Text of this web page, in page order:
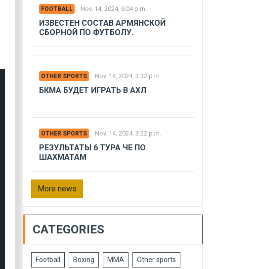
FOOTBALL Nov. 14, 2024, 6:04 p.m.
ИЗВЕСТЕН СОСТАВ АРМЯНСКОЙ
СБОРНОЙ ПО ФУТБОЛУ.
OTHER SPORTS Nov. 14, 2024, 3:32 p.m.
БКМА БУДЕТ ИГРАТЬ В АХЛ
OTHER SPORTS Nov. 14, 2024, 3:22 p.m.
РЕЗУЛЬТАТЫ 6 ТУРА ЧЕ ПО
ШАХМАТАМ
More news
CATEGORIES
Football Boxing MMA Other sports